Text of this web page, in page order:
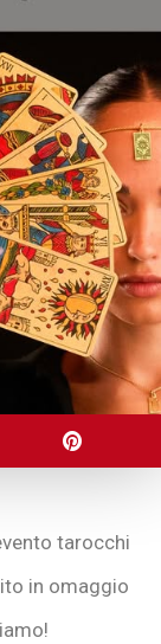
tarocchi
in omaggio